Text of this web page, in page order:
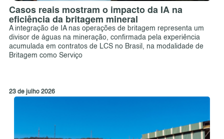
Casos reais mostram o impacto da IA na
eficiência da britagem mineral
A integração de IA nas operações de britagem representa um
divisor de águas na mineração, confirmada pela experiência
acumulada em contratos de LCS no Brasil, na modalidade de
Britagem como Serviço
23 de julho 2026